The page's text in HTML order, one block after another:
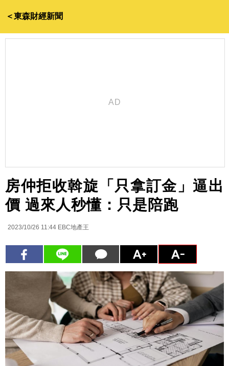
＜東森財經新聞
房仲拒收斡旋「只拿訂金」逼出
價 過來人秒懂：只是陪跑
2023/10/26 11:44 EBC地產王